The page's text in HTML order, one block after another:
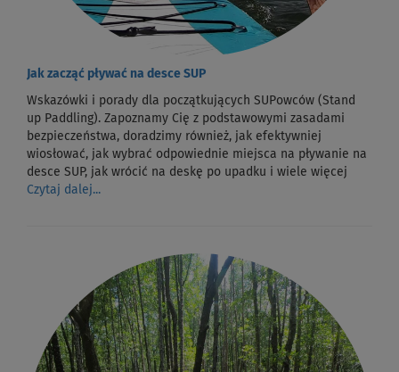
Jak zacząć pływać na desce SUP
Wskazówki i porady dla początkujących SUPowców (Stand
up Paddling). Zapoznamy Cię z podstawowymi zasadami
bezpieczeństwa, doradzimy również, jak efektywniej
wiosłować, jak wybrać odpowiednie miejsca na pływanie na
desce SUP, jak wrócić na deskę po upadku i wiele więcej
Czytaj dalej...